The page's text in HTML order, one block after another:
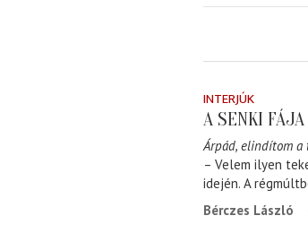
INTERJÚK
A SENKI FÁJA
Árpád, elindítom a
– Velem ilyen
idején. A
Bérczes László